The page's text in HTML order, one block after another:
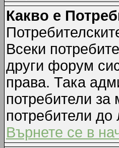
Какво е
Всеки
други форум
права. Така
потребители
потребители
Върнете се в